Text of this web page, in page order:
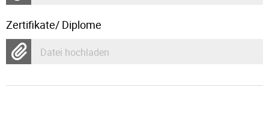
Zertifikate/ Diplome
Datei hochladen